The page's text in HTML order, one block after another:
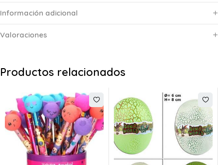
Información adicional
Valoraciones
Productos relacionados